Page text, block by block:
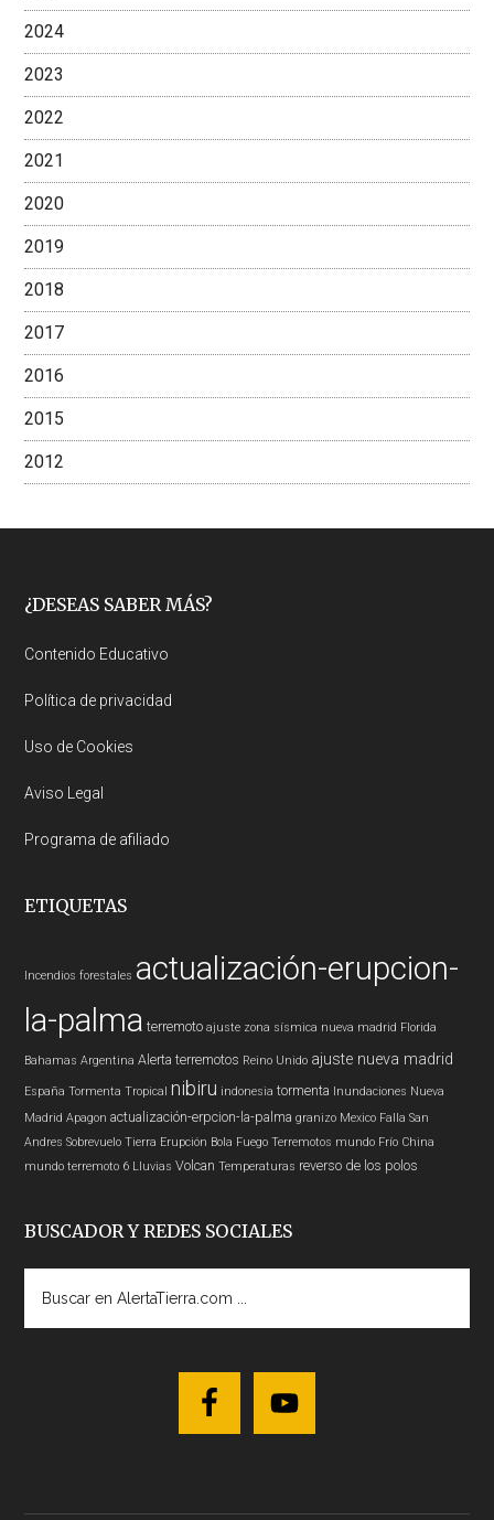
2024
2023
2022
2021
2020
2019
2018
2017
2016
2015
2012
Footer
¿DESEAS SABER MÁS?
Contenido Educativo
Política de privacidad
Uso de Cookies
Aviso Legal
Programa de afiliado
ETIQUETAS
Incendios forestales actualización-erupcion-
la-palma terremoto ajuste zona sísmica nueva madrid Florida
Bahamas Argentina Alerta terremotos Reino Unido ajuste nueva madrid
España Tormenta Tropical nibiru indonesia tormenta Inundaciones Nueva
Madrid Apagon actualización-erpcion-la-palma granizo Mexico Falla San
Andres Sobrevuelo Tierra Erupción Bola Fuego Terremotos mundo Frío China
mundo terremoto 6 Lluvias Volcan Temperaturas reverso de los polos
BUSCADOR Y REDES SOCIALES
AlertaTierra.com